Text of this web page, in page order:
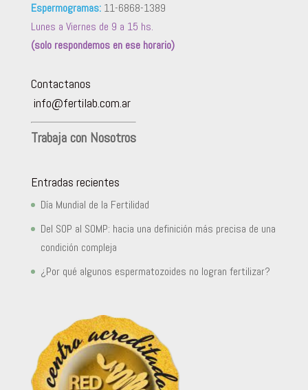
Espermogramas: 11-6868-1389
Lunes a Viernes de 9 a 15 hs.
(solo respondemos en ese horario)
Contactanos
info@fertilab.com.ar
Trabaja con Nosotros
Entradas recientes
Día Mundial de la Fertilidad
Del SOP al SOMP: hacia una definición más precisa de una
condición compleja
¿Por qué algunos espermatozoides no logran fertilizar?